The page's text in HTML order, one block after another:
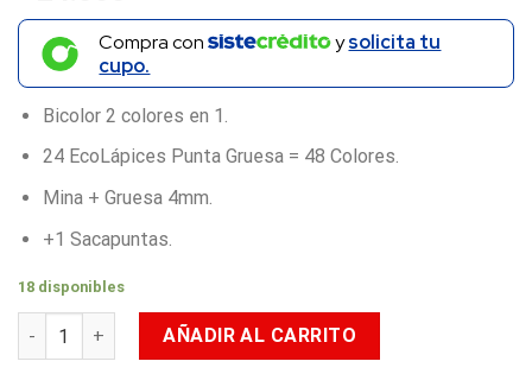
Compra con ysolicita tu
cupo.
Bicolor 2 colores en 1.
24 EcoLápices Punta Gruesa = 48 Colores.
Mina + Gruesa 4mm.
+1 Sacapuntas.
18 disponibles
Colores Faber-Castell Ecolápices Doble Punta/Punta Gruesa
AÑADIR AL CARRITO